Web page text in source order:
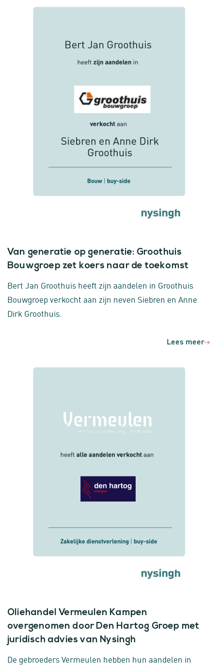
Van generatie op generatie: Groothuis
Bouwgroep zet koers naar de toekomst
Bert Jan Groothuis heeft zijn aandelen in Groothuis
Bouwgroep verkocht aan zijn neven Siebren en Anne
Dirk Groothuis.
Lees meer
Oliehandel Vermeulen Kampen
overgenomen door Den Hartog Groep met
juridisch advies van Nysingh
De gebroeders Vermeulen hebben hun aandelen in